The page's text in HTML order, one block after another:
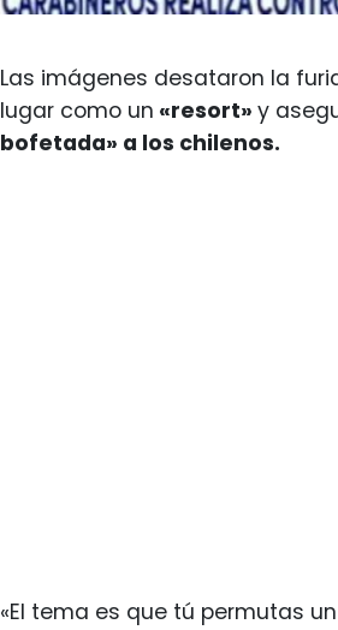
Las imágenes desataron la
lugar como un «resort» y
bofetada» a los chilenos.
«El tema es que tú permutas